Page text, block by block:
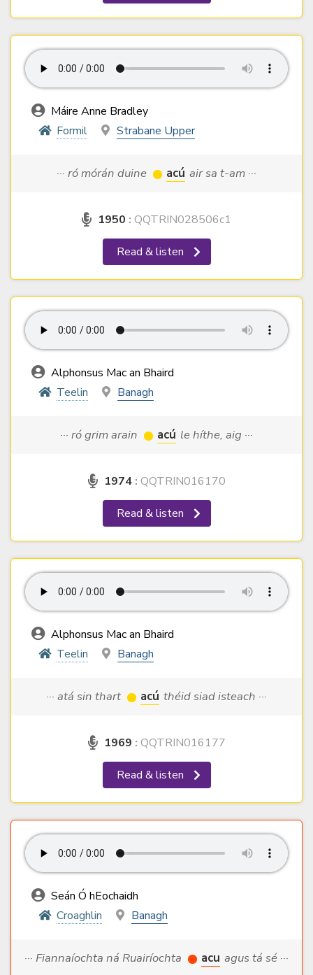
Máire Anne Bradley
Formil
Strabane Upper
··· ró mórán duine acú air sa t-am ···
1950 : QQTRIN028506c1
Read & listen
Alphonsus Mac an Bhaird
Teelin
Banagh
··· ró grim arain acú le híthe, aig ···
1974 : QQTRIN016170
Read & listen
Alphonsus Mac an Bhaird
Teelin
Banagh
··· atá sin thart acú théid siad isteach ···
1969 : QQTRIN016177
Read & listen
Seán Ó hEochaidh
Croaghlin
Banagh
··· Fiannaíochta ná Ruairíochta acu agus tá sé ···